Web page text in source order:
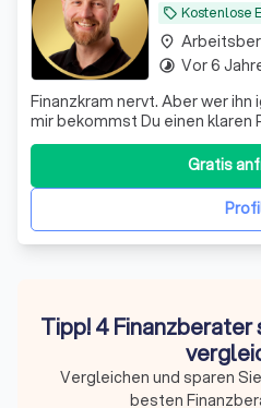
local_offer Kostenlose
Finanzkram nervt. Aber wer
mir bekommst Du einen klaren
genauso rund laufen wie der
Gratis
place
timelapse Vor 6
Tipp! 4
Vergleichen und sparen
besten